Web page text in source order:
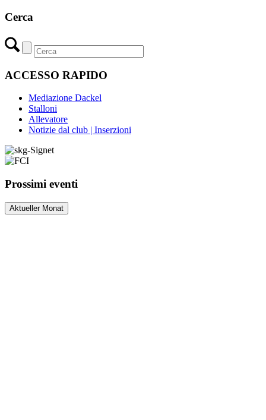
Cerca
ACCESSO RAPIDO
Mediazione Dackel
Stalloni
Allevatore
Notizie dal club | Inserzioni
Prossimi eventi
Aktueller Monat